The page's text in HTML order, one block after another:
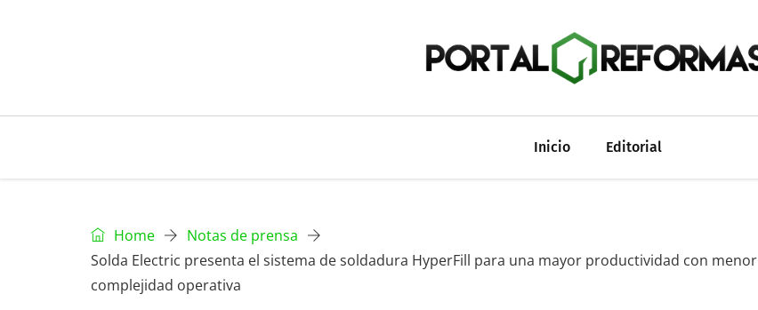
Inicio Editorial
Home
Notas de prensa
Solda Electric presenta el sistema de soldadura HyperFill para una mayor productividad con menor
complejidad operativa